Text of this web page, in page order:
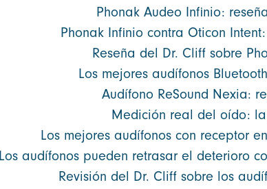
Phonak Audeo Infinio:
Phonak Infinio contra Oticon
Reseña del Dr. Cliff sobre
Los mejores audífonos
Audífono ReSound Nexia:
Medición real del oído:
Los mejores audífonos con receptor
Los audífonos pueden retrasar el deterioro
Revisión del Dr. Cliff sobre los